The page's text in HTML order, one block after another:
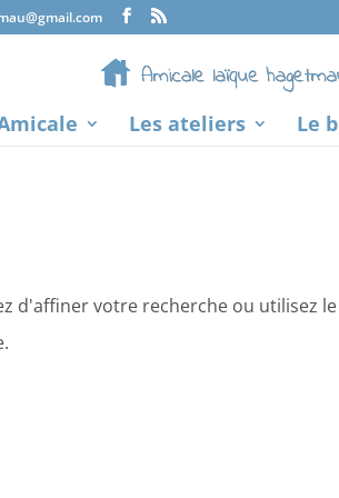
Les ateliers Le
d'affiner votre recherche ou utilisez